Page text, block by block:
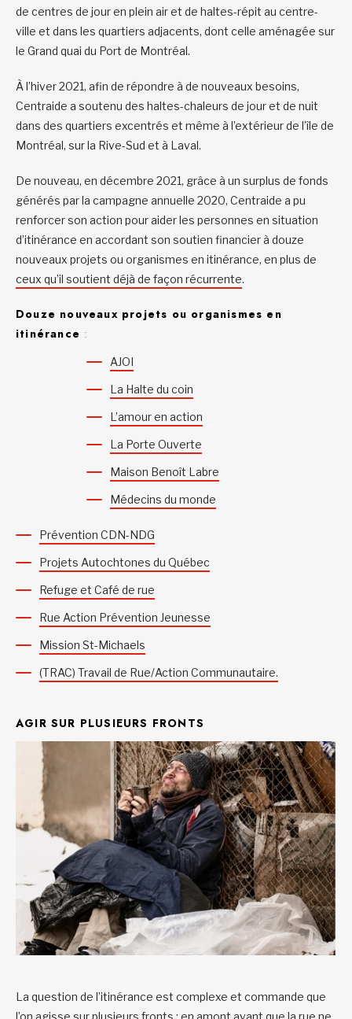
de centres de jour en plein air et de haltes-répit au centre-
ville et dans les quartiers adjacents, dont celle aménagée sur
le Grand quai du Port de Montréal.
À l’hiver 2021, afin de répondre à de nouveaux besoins,
Centraide a soutenu des haltes-chaleurs de jour et de nuit
dans des quartiers excentrés et même à l’extérieur de l’île de
Montréal, sur la Rive-Sud et à Laval.
De nouveau, en décembre 2021, grâce à un surplus de fonds
générés par la campagne annuelle 2020, Centraide a pu
renforcer son action pour aider les personnes en situation
d’itinérance en accordant son soutien financier à douze
nouveaux projets ou organismes en itinérance, en plus de
ceux qu’il soutient déjà de façon récurrente.
Douze nouveaux projets ou organismes en
itinérance :
AJOI
La Halte du coin
L’amour en action
La Porte Ouverte
Maison Benoît Labre
Médecins du monde
Prévention CDN-NDG
Projets Autochtones du Québec
Refuge et Café de rue
Rue Action Prévention Jeunesse
Mission St-Michaels
(TRAC) Travail de Rue/Action Communautaire.
AGIR SUR PLUSIEURS FRONTS
La question de l’itinérance est complexe et commande que
l’on agisse sur plusieurs fronts : en amont avant que la rue ne